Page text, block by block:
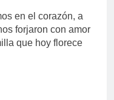
en el corazón, a
forjaron con amor
que hoy florece